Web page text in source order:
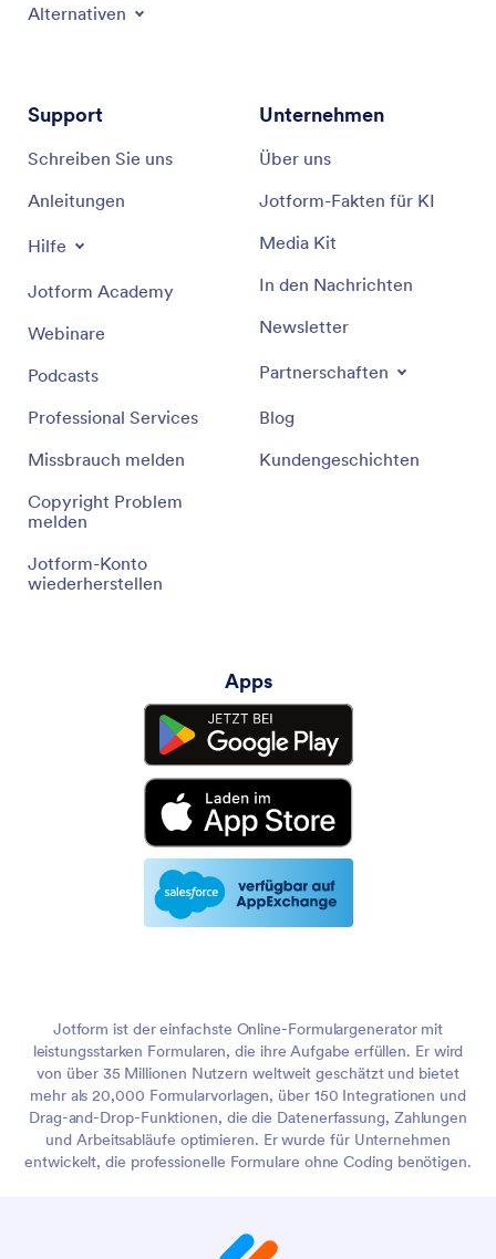
Alternativen
Support
Schreiben Sie uns
Anleitungen
Hilfe
Jotform Academy
Webinare
Podcasts
Professional Services
Missbrauch melden
Copyright Problem
melden
Jotform-Konto
wiederherstellen
Unternehmen
Über uns
Jotform-Fakten für KI
Media Kit
In den Nachrichten
Newsletter
Partnerschaften
Blog
Kundengeschichten
Apps
Jotform ist der einfachste Online-Formulargenerator mit
leistungsstarken Formularen, die ihre Aufgabe erfüllen. Er wird
von über 35 Millionen Nutzern weltweit geschätzt und bietet
mehr als 20,000 Formularvorlagen, über 150 Integrationen und
Drag-and-Drop-Funktionen, die die Datenerfassung, Zahlungen
und Arbeitsabläufe optimieren. Er wurde für Unternehmen
entwickelt, die professionelle Formulare ohne Coding benötigen.